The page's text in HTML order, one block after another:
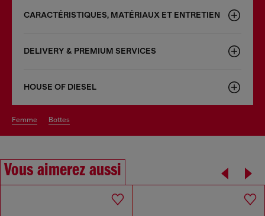
CARACTÉRISTIQUES, MATÉRIAUX ET ENTRETIEN
DELIVERY & PREMIUM SERVICES
HOUSE OF DIESEL
femme bottes
Vous aimerez aussi